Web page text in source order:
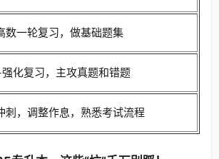
数一轮复习，做基础题集
化复习，主攻真题和错题
刺，调整作息，熟悉考试流程